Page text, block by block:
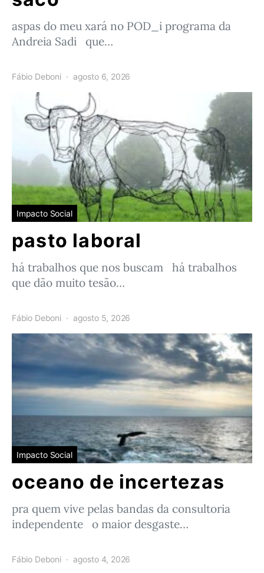
aspas do meu xará no POD_i programa da
Andreia Sadi que…
Fábio Deboni agosto 6, 2026
Impacto Social
pasto laboral
há trabalhos que nos buscam há trabalhos
que dão muito tesão…
Fábio Deboni agosto 5, 2026
Impacto Social
oceano de incertezas
pra quem vive pelas bandas da consultoria
independente o maior desgaste…
Fábio Deboni agosto 4, 2026